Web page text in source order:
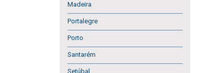
Madeira
Portalegre
Porto
Santarém
Setúbal